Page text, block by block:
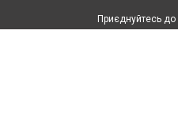
Приєднуйтесь до